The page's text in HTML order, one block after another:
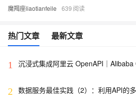
魔羯座liaotianfeile 639
热门文章 最新文章
1
沉浸式集成阿里云 OpenAPI｜Alibaba
2 数据服务最佳实践（2）：利用API的